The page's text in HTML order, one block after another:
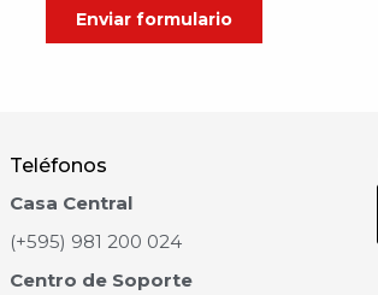
Teléfonos
Casa Central
(+595) 981 200 024
Centro de Soporte